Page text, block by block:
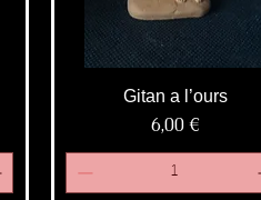
Gitan a l’ours
Prix
6,00 €